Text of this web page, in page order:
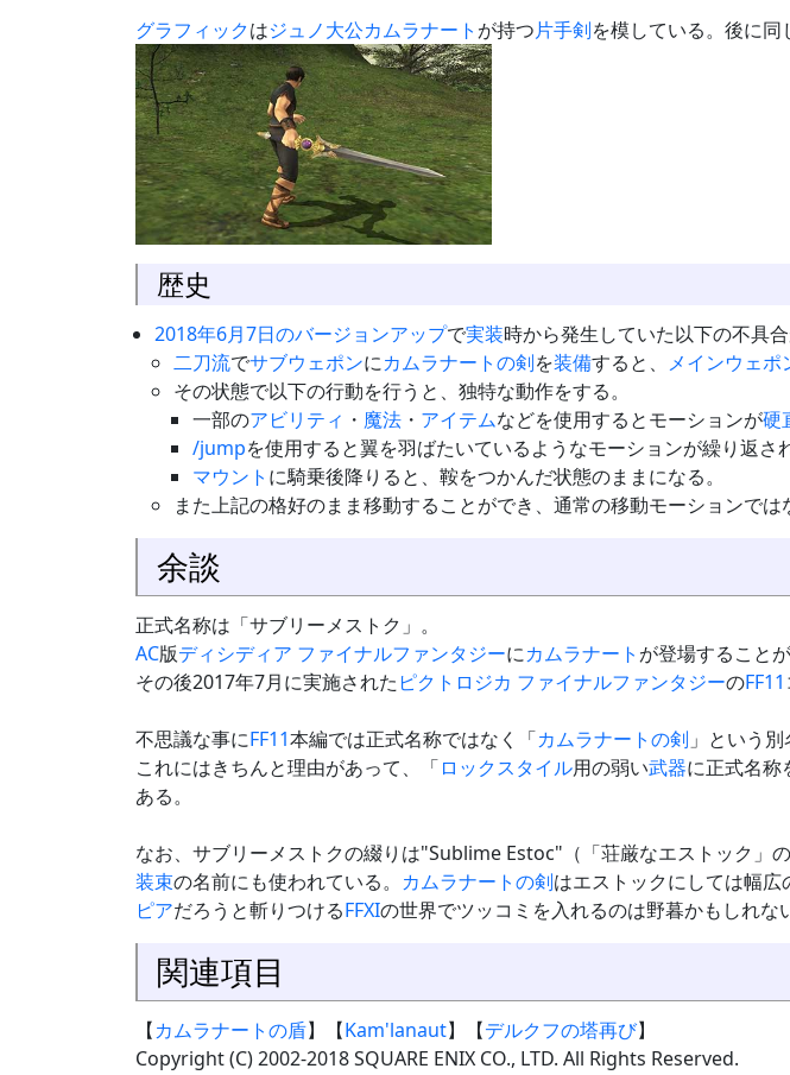
グラフィックはジュノ大公カムラナート が持つ片手剣を模している。後に同
歴史
2018年6月7日のバージョンアップで実装時から発生していた以下の不具合
二刀流でサブウェポンにカムラナートの剣を装備すると、 メインウェポ
その状態で以下の行動を行うと、独特な動作をする。
一部のアビリティ ・ 魔法 ・ アイテムなどを使用するとモーションが硬
/jumpを使用すると翼を羽ばたいているようなモーションが繰り返さ
マウント に騎乗後降りると、鞍をつかんだ状態のままになる。
また上記の格好のまま移動することができ、通常の移動モーションでは
余談
正式名称は「サブリーメストク」。
AC版ディシディア ファイナルファンタジーにカムラナート が登場すること
その後2017年7月に実施された ピクトロジカ ファイナルファンタジーのFF11
不思議な事にFF11本編では正式名称ではなく「カムラナートの剣 」という別
これにはきちんと理由があって、「ロックスタイル用の弱い武器に正式名称
ある。
なお、サブリーメストクの綴りは"Sublime Estoc"（「荘厳なエストック」
装束の名前にも使われている。 カムラナートの剣はエストックにしては幅広
ピアだろうと斬りつけるFFXIの世界でツッコミを入れるのは野暮かもしれな
関連項目
【カムラナートの盾】【Kam'lanaut】【デルクフの塔再び】
Copyright (C) 2002-2018 SQUARE ENIX CO., LTD. All Rights Reserved.